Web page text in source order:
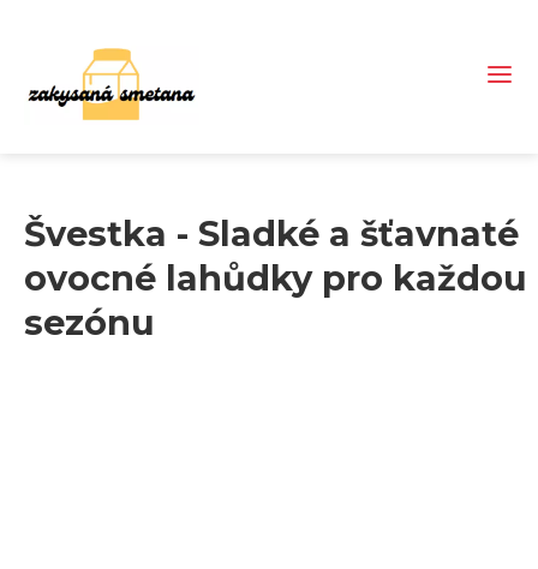
Švestka - Sladké a šťavnaté
ovocné lahůdky pro každou
sezónu